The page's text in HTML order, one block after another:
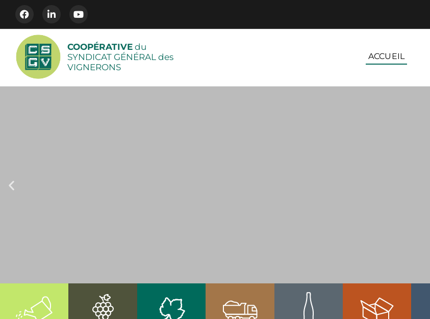
COOPÉRATIVE du
SYNDICAT GÉNÉRAL des
VIGNERONS
ACCUEIL